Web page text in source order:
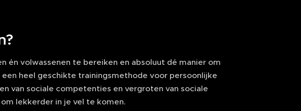
én volwassenen te bereiken en absoluut dé manier om
heel geschikte trainingsmethode voor persoonlijke
van sociale competenties en vergroten van sociale
lekkerder in je vel te komen.